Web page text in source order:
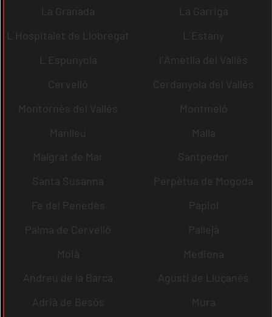
La Granada
La Garriga
L´Hospitalet de Llobregat
L´Estany
L´Espunyola
l´Ametlla del Vallès
Cervelló
Cerdanyola del Vallès
Montornès del Vallès
Montmeló
Manlleu
Malla
Malgrat de Mar
Santpedor
Santa Susanna
Perpètua de Mogoda
Fe del Penedès
Papiol
Palma de Cervelló
Pallejà
Moià
Mediona
Andreu de la Barca
Agustí de Lluçanès
Adrià de Besòs
Mura